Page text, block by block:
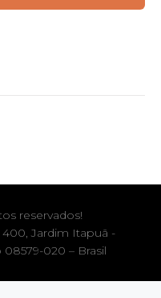
reservados!
Jardim Itapuã -
020 – Brasil